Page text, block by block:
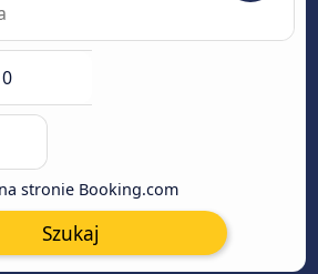
stronie Booking.com
Szukaj